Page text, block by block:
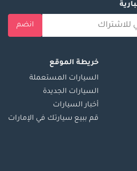
انضم
خريطة الموقع
السيارات المستعملة
السيارات الجديدة
أخبار السيارات
قم ببيع سيارتك في الإمارات